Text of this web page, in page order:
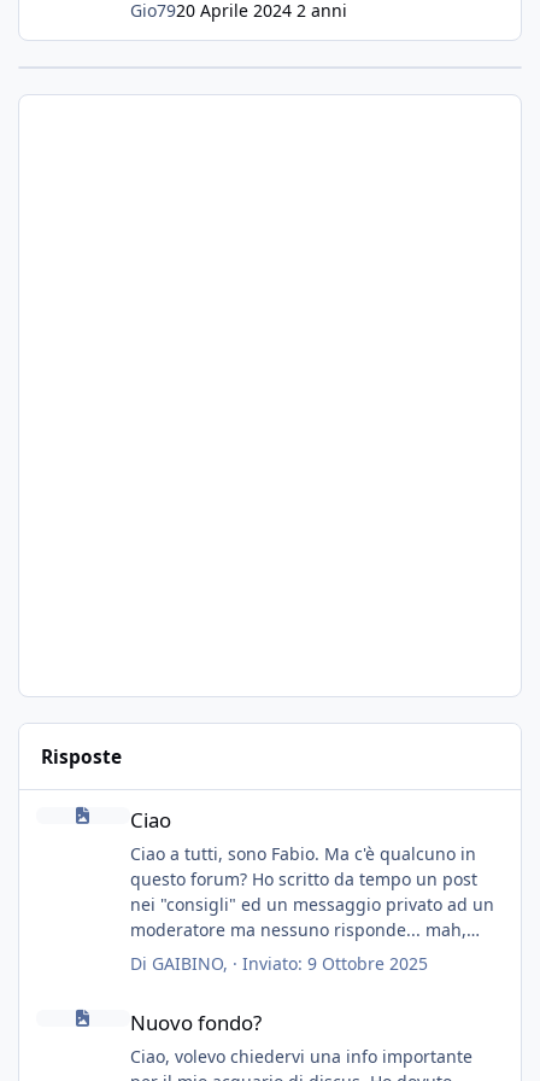
Gio7920 Aprile 2024 2 anni
Risposte
Ciao
Ciao a tutti, sono Fabio. Ma c'è qualcuno in
questo forum? Ho scritto da tempo un post
nei "consigli" ed un messaggio privato ad un
moderatore ma nessuno risponde... mah,
chissà... speravo in un consiglio...
Di GAIBINO, · Inviato: 9 Ottobre 2025
Nuovo fondo?
Nuovo fondo?
Ciao, volevo chiedervi una info importante